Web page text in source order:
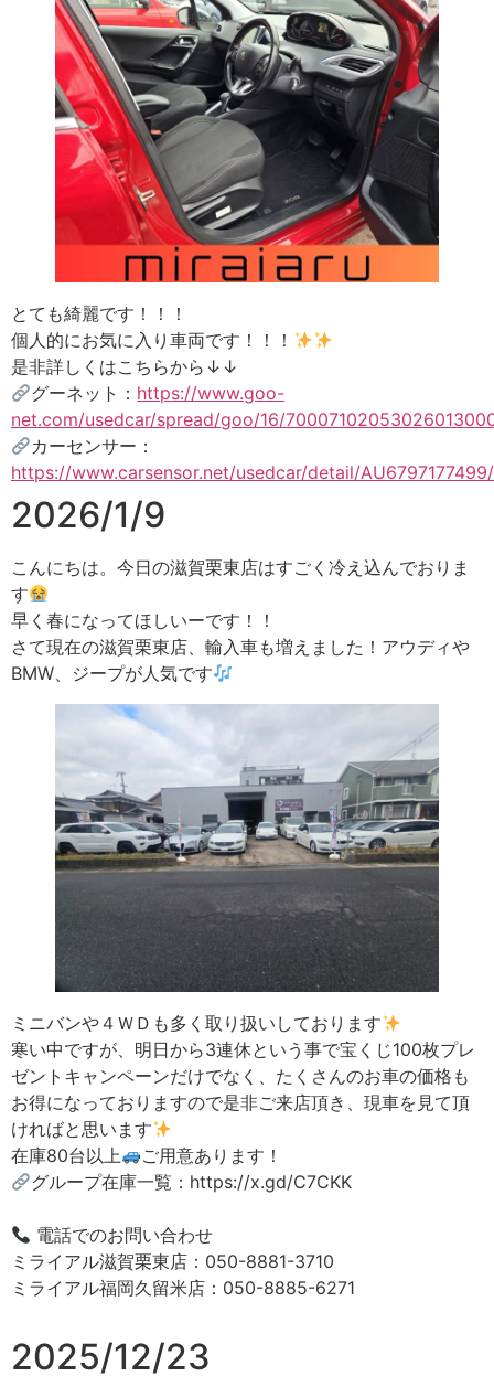
とても綺麗です！！！
個人的にお気に入り車両です！！！
是非詳しくはこちらから↓↓
グーネット： https://www.goo-
net.com/usedcar/spread/goo/16/
カーセンサー：
https://www.carsensor.net/usedcar/detail/
2026/1/9
こんにちは。今日の滋賀栗東店はすごく冷え込んでおりま
す
早く春になってほしいーです！！
さて現在の滋賀栗東店、輸入車も増えました！アウディや
BMW、ジープが人気です
ミニバンや４ＷＤも多く取り扱いしております
寒い中ですが、明日から3連休という事で宝くじ100枚プレ
ゼントキャンペーンだけでなく、たくさんのお車の価格も
お得になっておりますので是非ご来店頂き、現車を見て頂
ければと思います
在庫80台以上
ご用意あります！
グループ在庫一覧：https://x.gd/C7CKK
電話でのお問い合わせ
ミライアル滋賀栗東店：050-8881-3710
ミライアル福岡久留米店：050-8885-6271
2025/12/23